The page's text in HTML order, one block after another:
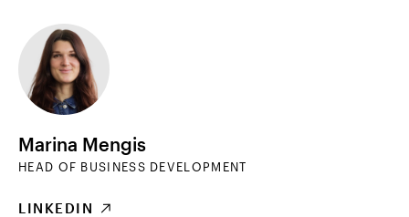
Marina Mengis
HEAD OF BUSINESS DEVELOPMENT
LINKEDIN